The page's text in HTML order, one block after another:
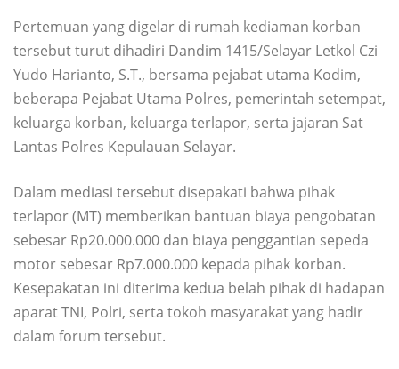
Pertemuan yang digelar di rumah kediaman korban
tersebut turut dihadiri Dandim 1415/Selayar Letkol Czi
Yudo Harianto, S.T., bersama pejabat utama Kodim,
beberapa Pejabat Utama Polres, pemerintah setempat,
keluarga korban, keluarga terlapor, serta jajaran Sat
Lantas Polres Kepulauan Selayar.
Dalam mediasi tersebut disepakati bahwa pihak
terlapor (MT) memberikan bantuan biaya pengobatan
sebesar Rp20.000.000 dan biaya penggantian sepeda
motor sebesar Rp7.000.000 kepada pihak korban.
Kesepakatan ini diterima kedua belah pihak di hadapan
aparat TNI, Polri, serta tokoh masyarakat yang hadir
dalam forum tersebut.